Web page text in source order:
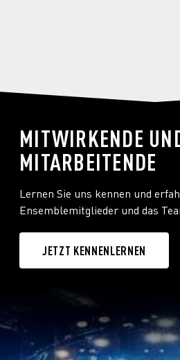
MITWIRKENDE
MITARBEITENDE
Lernen Sie uns kennen und
Ensemblemitglieder und das
JETZT KENNENLERNEN